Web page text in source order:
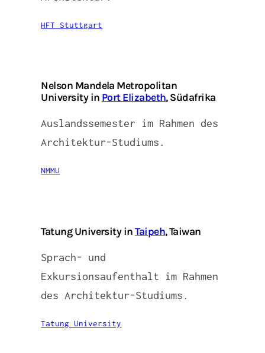
HFT Stuttgart
Nelson Mandela Metropolitan
University in Port Elizabeth, Südafrika
Auslandssemester im Rahmen des
Architektur-Studiums.
NMMU
Tatung University inTaipeh, Taiwan
Sprach- und
Exkursionsaufenthalt im Rahmen
des Architektur-Studiums.
Tatung University